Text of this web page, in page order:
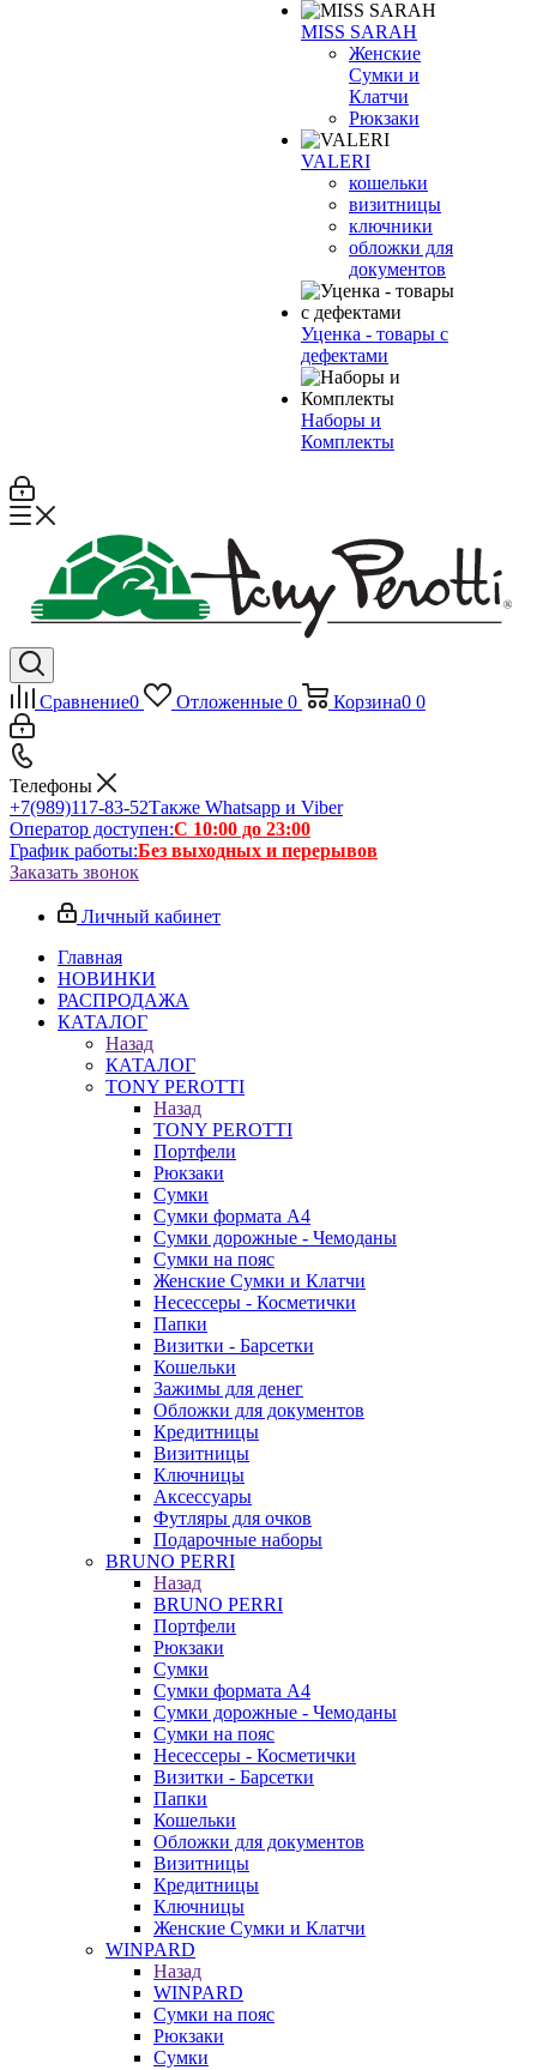
MISS SARAH
Женские
Сумки и
Клатчи
Рюкзаки
VALERI
кошельки
визитницы
ключники
обложки для
документов
Уценка - товары с
дефектами
Наборы и
Комплекты
Сравнение0 Отложенные 0 Корзина0 0
Телефоны
+7(989)117-83-52Также Whatsapp и Viber
Оператор доступен:С 10:00 до 23:00
График работы:Без выходных и перерывов
Заказать звонок
Личный кабинет
Главная
НОВИНКИ
РАСПРОДАЖА
КАТАЛОГ
Назад
КАТАЛОГ
TONY PEROTTI
Назад
TONY PEROTTI
Портфели
Рюкзаки
Сумки
Сумки формата А4
Сумки дорожные - Чемоданы
Сумки на пояс
Женские Сумки и Клатчи
Несессеры - Косметички
Папки
Визитки - Барсетки
Кошельки
Зажимы для денег
Обложки для документов
Кредитницы
Визитницы
Ключницы
Аксессуары
Футляры для очков
Подарочные наборы
BRUNO PERRI
Назад
BRUNO PERRI
Портфели
Рюкзаки
Сумки
Сумки формата А4
Сумки дорожные - Чемоданы
Сумки на пояс
Несессеры - Косметички
Визитки - Барсетки
Папки
Кошельки
Обложки для документов
Визитницы
Кредитницы
Ключницы
Женские Сумки и Клатчи
WINPARD
Назад
WINPARD
Сумки на пояс
Рюкзаки
Сумки